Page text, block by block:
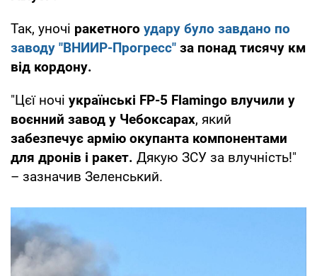
Так, уночі ракетного удару було завдано по
заводу "ВНИИР-Прогресс" за понад тисячу км
від кордону.
"Цєї ночі українські FP-5 Flamingo влучили у
воєнний завод у Чебоксарах, який
забезпечує армію окупанта компонентами
для дронів і ракет. Дякую ЗСУ за влучність!"
– зазначив Зеленський.